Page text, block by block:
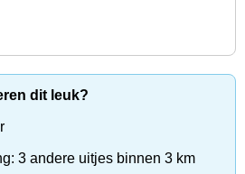
dit leuk?
3 andere uitjes binnen 3 km